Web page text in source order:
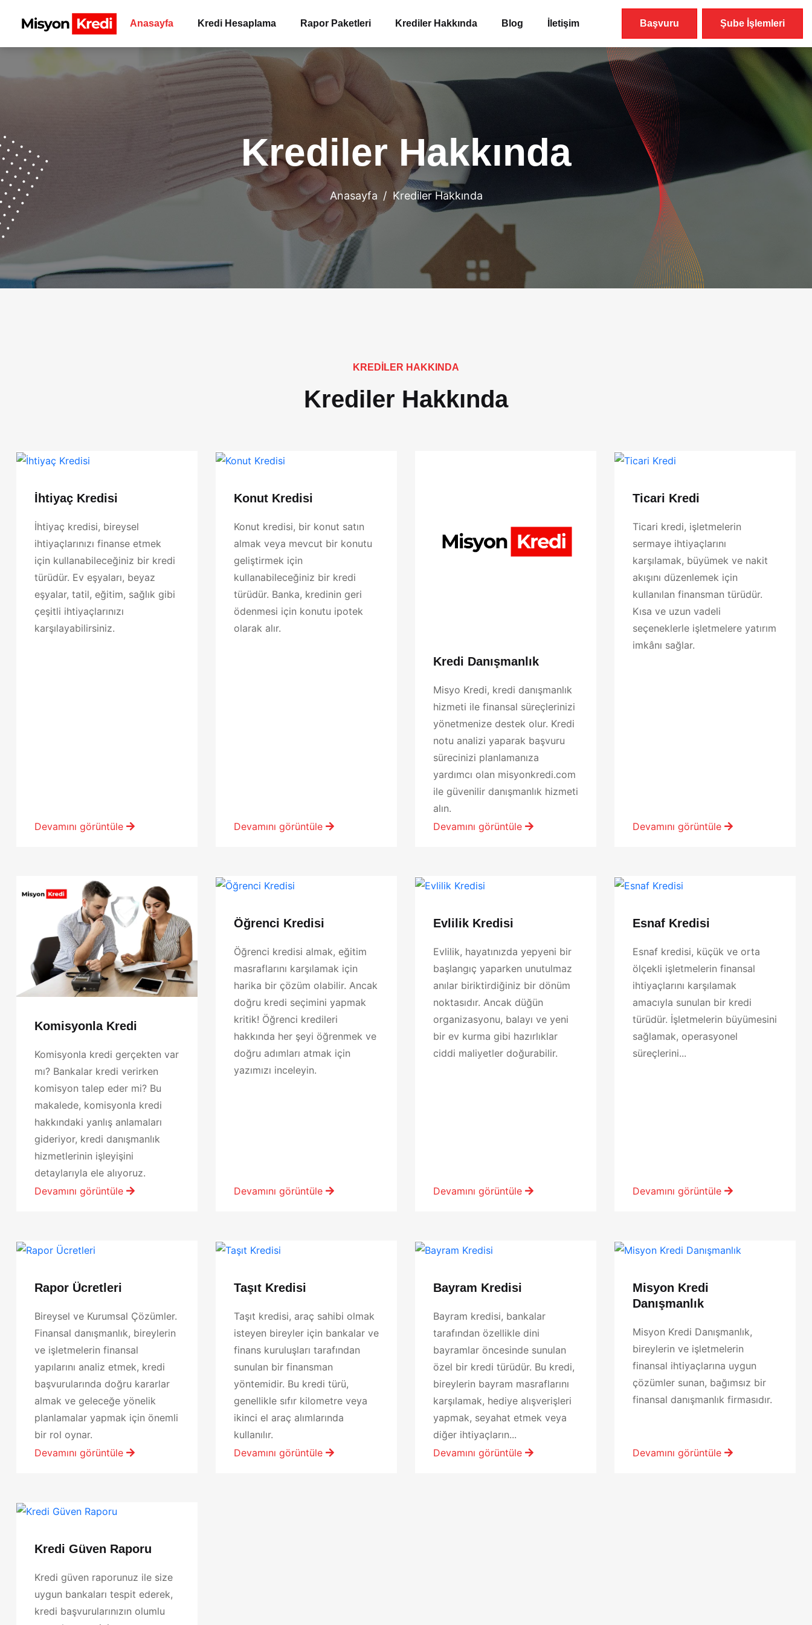
Anasayfa Kredi Hesaplama Rapor Paketleri Krediler Hakkında Blog İletişim Başvuru Şube İşlemleri
Krediler Hakkında
Anasayfa Krediler Hakkında
KREDILER HAKKINDA
Krediler Hakkında
İhtiyaç Kredisi
İhtiyaç kredisi, bireysel
ihtiyaçlarınızı finanse etmek
için kullanabileceğiniz bir kredi
türüdür. Ev eşyaları, beyaz
eşyalar, tatil, eğitim, sağlık gibi
çeşitli ihtiyaçlarınızı
karşılayabilirsiniz.
Devamını görüntüle
Konut Kredisi
Konut kredisi, bir konut satın
almak veya mevcut bir konutu
geliştirmek için
kullanabileceğiniz bir kredi
türüdür. Banka, kredinin geri
ödenmesi için konutu ipotek
olarak alır.
Devamını görüntüle
Kredi Danışmanlık
Misyo Kredi, kredi danışmanlık
hizmeti ile finansal süreçlerinizi
yönetmenize destek olur. Kredi
notu analizi yaparak başvuru
sürecinizi planlamanıza
yardımcı olan misyonkredi.com
ile güvenilir danışmanlık hizmeti
alın.
Devamını görüntüle
Ticari Kredi
Ticari kredi, işletmelerin
sermaye ihtiyaçlarını
karşılamak, büyümek ve nakit
akışını düzenlemek için
kullanılan finansman türüdür.
Kısa ve uzun vadeli
seçeneklerle işletmelere yatırım
imkânı sağlar.
Devamını görüntüle
Komisyonla Kredi
Komisyonla kredi gerçekten var
mı? Bankalar kredi verirken
komisyon talep eder mi? Bu
makalede, komisyonla kredi
hakkındaki yanlış anlamaları
gideriyor, kredi danışmanlık
hizmetlerinin işleyişini
detaylarıyla ele alıyoruz.
Devamını görüntüle
Öğrenci Kredisi
Öğrenci kredisi almak, eğitim
masraflarını karşılamak için
harika bir çözüm olabilir. Ancak
doğru kredi seçimini yapmak
kritik! Öğrenci kredileri
hakkında her şeyi öğrenmek ve
doğru adımları atmak için
yazımızı inceleyin.
Devamını görüntüle
Evlilik Kredisi
Evlilik, hayatınızda yepyeni bir
başlangıç yaparken unutulmaz
anılar biriktirdiğiniz bir dönüm
noktasıdır. Ancak düğün
organizasyonu, balayı ve yeni
bir ev kurma gibi hazırlıklar
ciddi maliyetler doğurabilir.
Devamını görüntüle
Esnaf Kredisi
Esnaf kredisi, küçük ve orta
ölçekli işletmelerin finansal
ihtiyaçlarını karşılamak
amacıyla sunulan bir kredi
türüdür. İşletmelerin büyümesini
sağlamak, operasyonel
süreçlerini...
Devamını görüntüle
Rapor Ücretleri
Bireysel ve Kurumsal Çözümler.
Finansal danışmanlık, bireylerin
ve işletmelerin finansal
yapılarını analiz etmek, kredi
başvurularında doğru kararlar
almak ve geleceğe yönelik
planlamalar yapmak için önemli
bir rol oynar.
Devamını görüntüle
Taşıt Kredisi
Taşıt kredisi, araç sahibi olmak
isteyen bireyler için bankalar ve
finans kuruluşları tarafından
sunulan bir finansman
yöntemidir. Bu kredi türü,
genellikle sıfır kilometre veya
ikinci el araç alımlarında
kullanılır.
Devamını görüntüle
Bayram Kredisi
Bayram kredisi, bankalar
tarafından özellikle dini
bayramlar öncesinde sunulan
özel bir kredi türüdür. Bu kredi,
bireylerin bayram masraflarını
karşılamak, hediye alışverişleri
yapmak, seyahat etmek veya
diğer ihtiyaçların...
Devamını görüntüle
Misyon Kredi
Danışmanlık
Misyon Kredi Danışmanlık,
bireylerin ve işletmelerin
finansal ihtiyaçlarına uygun
çözümler sunan, bağımsız bir
finansal danışmanlık firmasıdır.
Devamını görüntüle
Kredi Güven Raporu
Kredi güven raporunuz ile size
uygun bankaları tespit ederek,
kredi başvurularınızın olumlu